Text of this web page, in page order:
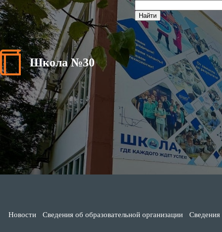
Школа №30
Новости Сведения об образовательной организации Сведения